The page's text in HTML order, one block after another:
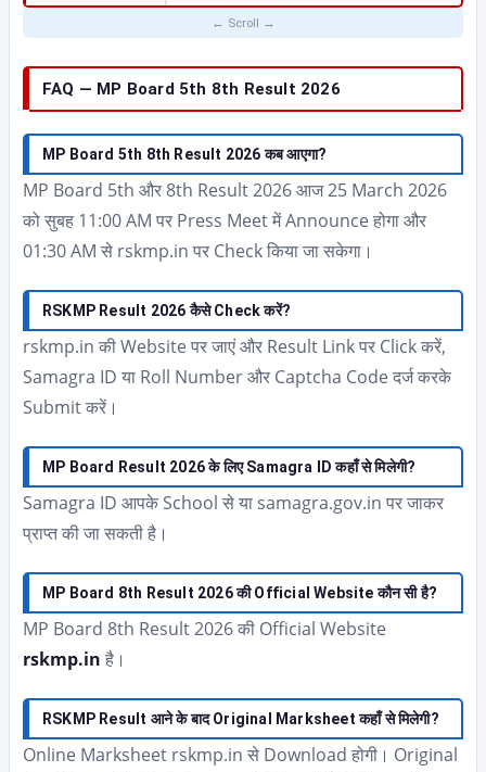
FAQ — MP Board 5th 8th Result 2026
MP Board 5th 8th Result 2026 कब आएगा?
MP Board 5th और 8th Result 2026 आज 25 March 2026
को सुबह 11:00 AM पर Press Meet में Announce होगा और
01:30 AM से rskmp.in पर Check किया जा सकेगा।
RSKMP Result 2026 कैसे Check करें?
rskmp.in की Website पर जाएं और Result Link पर Click करें,
Samagra ID या Roll Number और Captcha Code दर्ज करके
Submit करें।
MP Board Result 2026 के लिए Samagra ID कहाँ से मिलेगी?
Samagra ID आपके School से या samagra.gov.in पर जाकर
प्राप्त की जा सकती है।
MP Board 8th Result 2026 की Official Website कौन सी है?
MP Board 8th Result 2026 की Official Website
rskmp.in है।
RSKMP Result आने के बाद Original Marksheet कहाँ से मिलेगी?
Online Marksheet rskmp.in से Download होगी। Original